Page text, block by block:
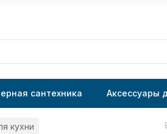
сантехника Аксессуары
кухни